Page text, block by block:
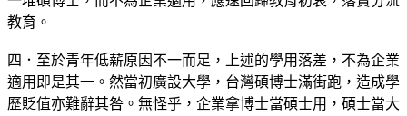
教育。
四．至於青年低薪原因不一而足，上述的學用落差，不為企業
適用即是其一。然當初廣設大學，台灣碩博士滿街跑，造成學
歷貶值亦難辭其咎。無怪乎，企業拿博士當碩士用，碩士當大